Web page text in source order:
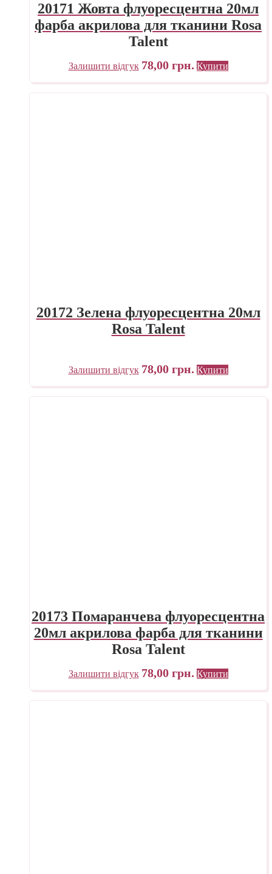
20171 Жовта флуоресцентна 20мл
фарба акрилова для тканини Rosa
Talent
Залишити відгук 78,00 грн. Купити
20172 Зелена флуоресцентна 20мл
Rosa Talent
Залишити відгук 78,00 грн. Купити
20173 Помаранчева флуоресцентна
20мл акрилова фарба для тканини
Rosa Talent
Залишити відгук 78,00 грн. Купити